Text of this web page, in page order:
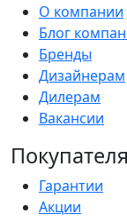
О компании
Блог
Бренды
Дизайнерам
Дилерам
Вакансии
Гарантии
Акции